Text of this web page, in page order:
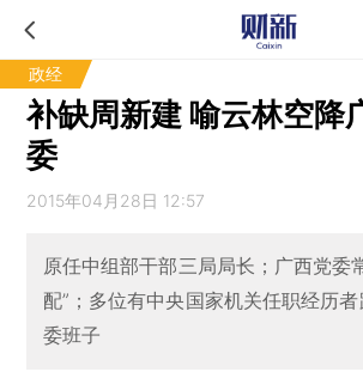
政经
补缺周新建 喻云林空降
委
2015年04月28日 12:57
原任中组部干部三局局长；广西党委
配”；多位有中央国家机关任职经历
委班子